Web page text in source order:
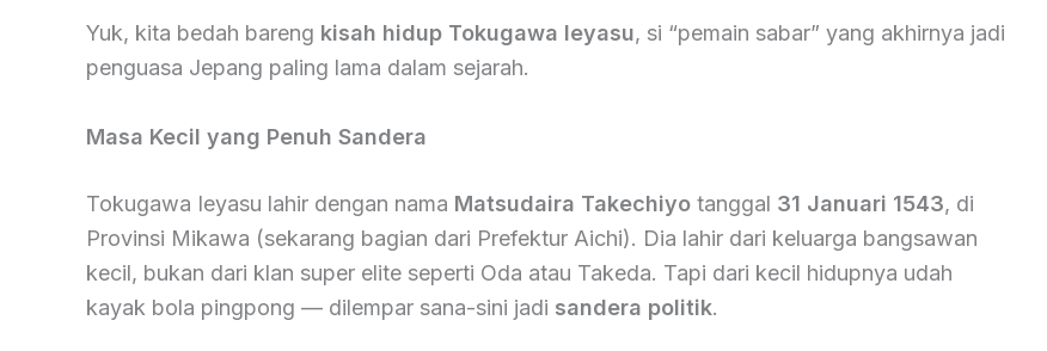
Yuk, kita bedah bareng kisah hidup Tokugawa Ieyasu, si “pemain sabar” yang akhirnya jadi
penguasa Jepang paling lama dalam sejarah.
Masa Kecil yang Penuh Sandera
Tokugawa Ieyasu lahir dengan nama Matsudaira Takechiyo tanggal 31 Januari 1543, di
Provinsi Mikawa (sekarang bagian dari Prefektur Aichi). Dia lahir dari keluarga bangsawan
kecil, bukan dari klan super elite seperti Oda atau Takeda. Tapi dari kecil hidupnya udah
kayak bola pingpong — dilempar sana-sini jadi sandera politik.